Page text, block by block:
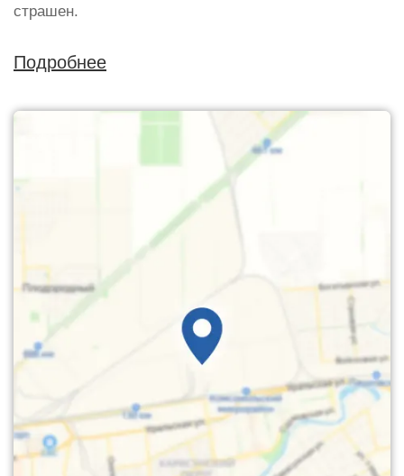
страшен.
Подробнее